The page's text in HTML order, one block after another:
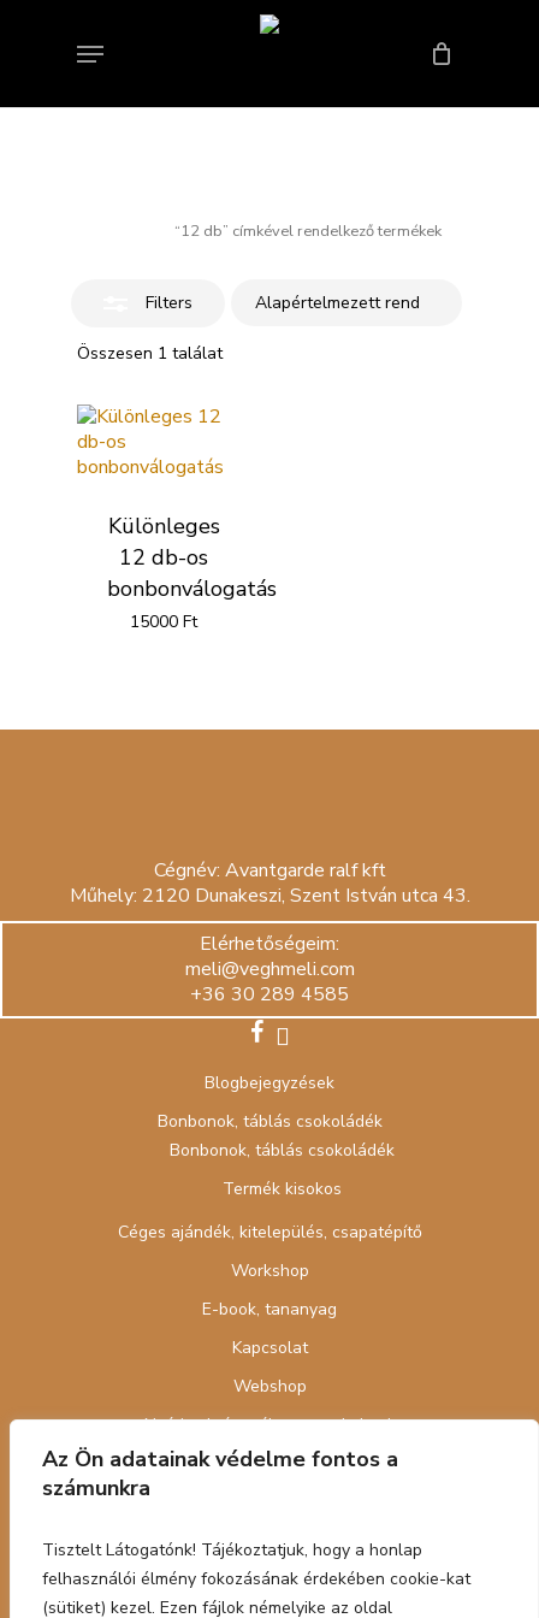
Az Ön adatainak védelme fontos a
számunkra
Tisztelt Látogatónk! Tájékoztatjuk, hogy a honlap
felhasználói élmény fokozásának érdekében cookie-kat
(sütiket) kezel. Ezen fájlok némelyike az oldal
Menu
Kosár
“12 db” címkével rendelkező termékek
Filters
Összesen 1 találat
Különleges
12 db-os
bonbonválogatás
15000Ft
Cégnév: Avantgarde ralf kft
Műhely: 2120 Dunakeszi, Szent István utca 43.
Elérhetőségeim:
meli@veghmeli.com
+36 30 289 4585
facebookinstagram
Blogbejegyzések
Bonbonok, táblás csokoládék
Bonbonok, táblás csokoládék
Termék kisokos
Céges ajándék, kitelepülés, csapatépítő
Workshop
E-book, tananyag
Kapcsolat
Webshop
Nyári cukrász tábor gyerekeknek
Adatkezelési tájákoztató|Általános szerződési
feltételek